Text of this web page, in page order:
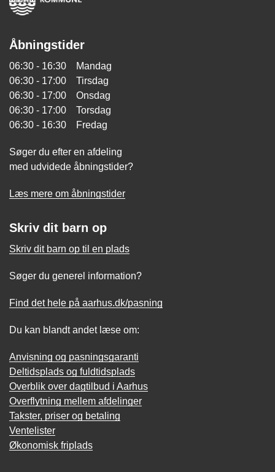
Åbningstider
06:30 - 16:30 Mandag
06:30 - 17:00 Tirsdag
06:30 - 17:00 Onsdag
06:30 - 17:00 Torsdag
06:30 - 16:30 Fredag
Søger du efter en afdeling
med udvidede åbningstider?
Læs mere om åbningstider
Skriv dit barn op
Skriv dit barn op til en plads
Søger du generel information?
Find det hele på aarhus.dk/pasning
Du kan blandt andet læse om:
Anvisning og pasningsgaranti
Deltidsplads og fuldtidsplads
Overblik over dagtilbud i Aarhus
Overflytning mellem afdelinger
Takster, priser og betaling
Ventelister
Økonomisk friplads